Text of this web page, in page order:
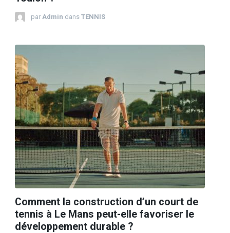
par Admin dans TENNIS
Comment la construction d’un court de
tennis à Le Mans peut-elle favoriser le
développement durable ?